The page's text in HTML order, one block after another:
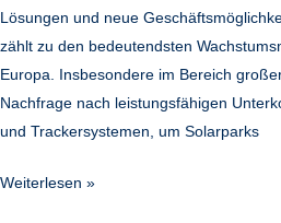
Lösungen und neue
zählt zu den bedeutendsten
Europa. Insbesondere im Bereich
Nachfrage nach leistungsfähigen
und Trackersystemen, um Solarparks
Weiterlesen »